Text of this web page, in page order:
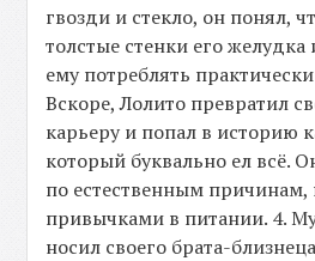
гвозди и стекло, он понял,
толстые стенки его
ему потреблять
Вскоре, Лолито превратил
карьеру и попал в историю
который буквально ел всё.
по естественным причинам,
привычками в питании. 4.
носил своего брата-